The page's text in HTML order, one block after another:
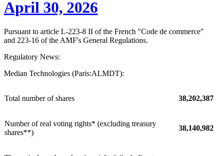
April 30, 2026
Pursuant to article L-223-8 II of the French "Code de commerce"
and 223-16 of the AMF's General Regulations.
Regulatory News:
Median Technologies (Paris:ALMDT):
Total number of shares 38,202,387
Number of real voting rights* (excluding treasury
shares**)
38,140,982